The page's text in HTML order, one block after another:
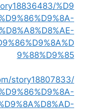
%D9
9%88%D9%85
story18807833/